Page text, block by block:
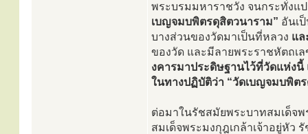
พระบรมมหาราชวัง จนกระทั่งแ
เบญจมบพิตรดุสิตวนาราม” อันเ
บางส่วนของวัดมาเป็นที่หลวง แล
ของวัด และมีลายพระราชหัตถเล
งคารมาประดิษฐานไว้ที่วัดแห่ง
ในทางปฏิบัติว่า “วัดเบญจมบพิต
ต่อมาในรัชสมัยพระบาทสมเด็จ
สมเด็จพระมงกุฎเกล้าเจ้าอยู่หัว